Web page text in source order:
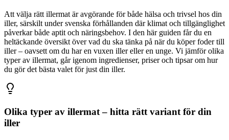
Att välja rätt illermat är avgörande för både hälsa och trivsel hos din
iller, särskilt under svenska förhållanden där klimat och tillgänglighet
påverkar både aptit och näringsbehov. I den här guiden får du en
heltäckande översikt över vad du ska tänka på när du köper foder till
iller – oavsett om du har en vuxen iller eller en unge. Vi jämför olika
typer av illermat, går igenom ingredienser, priser och tipsar om hur
du gör det bästa valet för just din iller.
Olika typer av illermat – hitta rätt variant för din
iller